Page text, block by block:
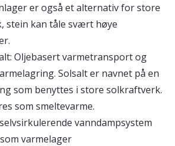
er også et alternativ for store
stein kan tåle svært høye
Oljebasert varmetransport og
Solsalt er navnet på en
som benyttes i store solkraftverk.
som smeltevarme.
vanndampsystem
varmelager